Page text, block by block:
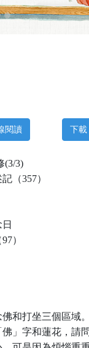
閱讀 下載
(3/3)
（357）
97）
和打坐三個區域。
」字和蓮花，請